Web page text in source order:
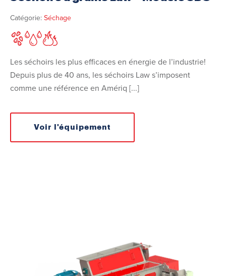
Catégorie:Séchage
Les séchoirs les plus efficaces en énergie de l’industrie!
Depuis plus de 40 ans, les séchoirs Law s’imposent
comme une référence en Amériq [...]
Voir l'équipement